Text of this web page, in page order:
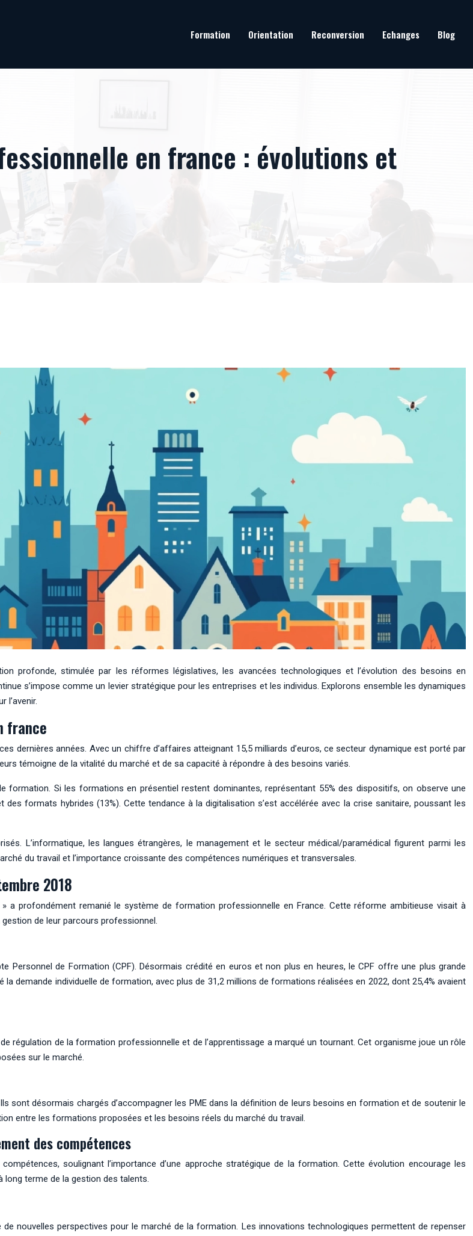
Formation Orientation Reconversion Echanges Blog
en france : évolutions et
profonde, stimulée par les réformes législatives, les avancées technologiques et l’évolution des besoins en
s’impose comme un levier stratégique pour les entreprises et les individus. Explorons ensemble les dynamiques
l’avenir.
france
dernières années. Avec un chiffre d’affaires atteignant 15,5 milliards d’euros, ce secteur dynamique est porté par
témoigne de la vitalité du marché et de sa capacité à répondre à des besoins variés.
formation. Si les formations en présentiel restent dominantes, représentant 55% des dispositifs, on observe une
formats hybrides (13%). Cette tendance à la digitalisation s’est accélérée avec la crise sanitaire, poussant les
L’informatique, les langues étrangères, le management et le secteur médical/paramédical figurent parmi les
du travail et l’importance croissante des compétences numériques et transversales.
2018
profondément remanié le système de formation professionnelle en France. Cette réforme ambitieuse visait à
de leur parcours professionnel.
de Formation (CPF). Désormais crédité en euros et non plus en heures, le CPF offre une plus grande
demande individuelle de formation, avec plus de 31,2 millions de formations réalisées en 2022, dont 25,4% avaient
régulation de la formation professionnelle et de l’apprentissage a marqué un tournant. Cet organisme joue un rôle
sur le marché.
sont désormais chargés d’accompagner les PME dans la définition de leurs besoins en formation et de soutenir le
entre les formations proposées et les besoins réels du marché du travail.
des compétences
soulignant l’importance d’une approche stratégique de la formation. Cette évolution encourage les
terme de la gestion des talents.
nouvelles perspectives pour le marché de la formation. Les innovations technologiques permettent de repenser